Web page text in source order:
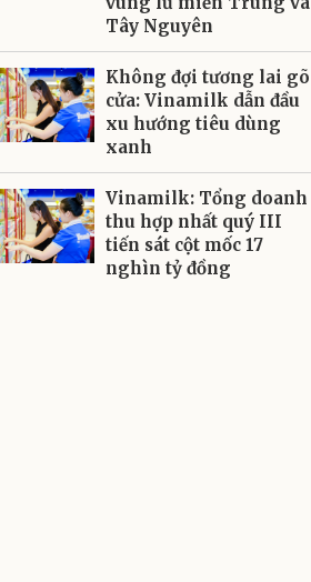
Tây Nguyên
Không đợi tương lai gõ
cửa: Vinamilk dẫn đầu
xu hướng tiêu dùng
xanh
Vinamilk: Tổng doanh
thu hợp nhất quý III
tiến sát cột mốc 17
nghìn tỷ đồng